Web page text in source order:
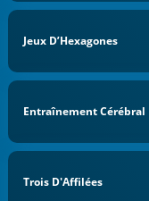
Jeux D’Hexagones
Entraînement Cérébral
Trois D'Affilées